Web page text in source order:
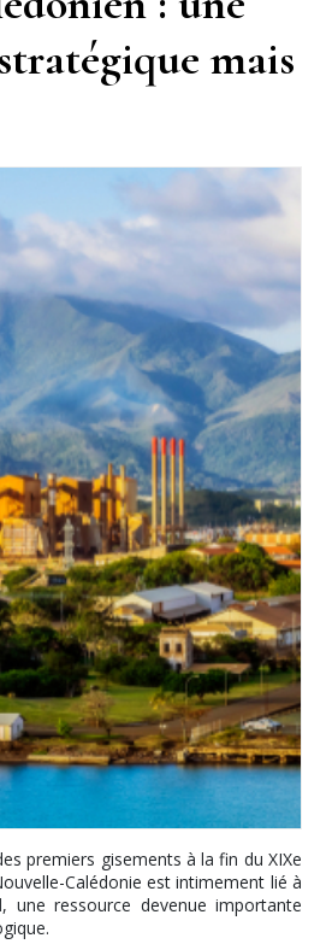
mais
premiers gisements à la fin du XIXe
Calédonie est intimement lié à
une ressource devenue importante